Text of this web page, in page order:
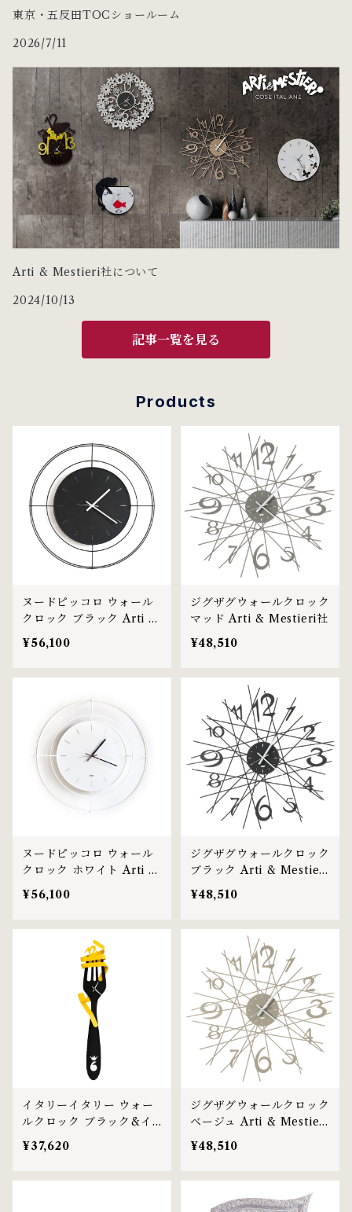
東京・五反田TOCショールーム
2026/7/11
Arti & Mestieri社について
2024/10/13
記事一覧を見る
Products
ヌードピッコロ ウォール
クロック ブラック Arti &
Mestieri社
¥56,100
ジグザグウォールクロック
マッド Arti & Mestieri社
¥48,510
ヌードピッコロ ウォール
クロック ホワイト Arti &
Mestieri社
¥56,100
ジグザグウォールクロック
ブラック Arti & Mestieri
社
¥48,510
イタリーイタリー ウォー
ルクロック ブラック&イ
エロー Arti & Mestieri社
¥37,620
ジグザグウォールクロック
ベージュ Arti & Mestieri
社
¥48,510